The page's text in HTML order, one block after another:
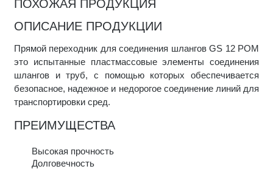
ПОХОЖАЯ ПРОДУКЦИЯ
ОПИСАНИЕ ПРОДУКЦИИ
Прямой переходник для соединения шлангов GS 12 POM
это испытанные пластмассовые элементы соединения
шлангов и труб, с помощью которых обеспечивается
безопасное, надежное и недорогое соединение линий для
транспортировки сред.
ПРЕИМУЩЕСТВА
Высокая прочность
Долговечность